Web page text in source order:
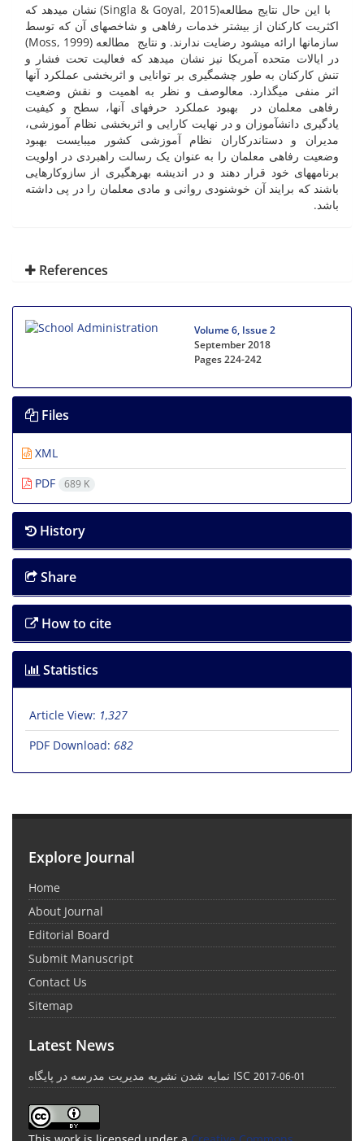
با این حال نتایج مطالعه(Singla & Goyal, 2015) نشان می­دهد که
اکثریت کارکنان از بیشتر خدمات رفاهی و شاخصهای آن که توسط
سازمانها ارائه می­شود رضایت ندارند. و نتایج مطالعه (Moss, 1999)
در ایالات متحده آمریکا نیز نشان می­دهد که فعالیت تحت فشار و
تنش کارکنان به طور چشمگیری بر توانایی و اثربخشی عملکرد آنها
اثر منفی می­گذارد. مع­الوصف و نظر به اهمیت و نقش وضعیت
رفاهی معلمان در بهبود عملکرد حرفه­ای آنها، سطح و کیفیت
یادگیری دانش­آموزان و در نهایت کارایی و اثربخشی نظام آموزشی،
مدیران و دست­اندرکاران نظام آموزشی کشور می­بایست بهبود
وضعیت رفاهی معلمان را به عنوان یک رسالت راهبردی در اولویت
برنامه­های خود قرار دهند و در اندیشه بهره­گیری از سازوکارهایی
باشند که برایند آن خوشنودی روانی و مادی معلمان را در پی داشته
باشد.
References
Volume 6, Issue 2
September 2018
Pages224-242
Files
XML
PDF
689 K
History
Share
How to cite
Statistics
Article View: 1,327
PDF Download: 682
Explore Journal
Home
About Journal
Editorial Board
Submit Manuscript
Contact Us
Sitemap
Latest News
نمایه شدن نشریه مدیریت مدرسه در پایگاه ISC 2017-06-01